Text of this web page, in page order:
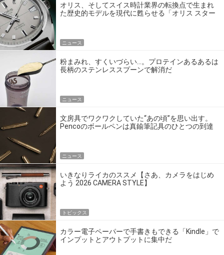
オリス、そしてスイス時計業界の転換点で生まれ
た歴史的モデルを現代に甦らせる「オリス スター
ニュース
粉まみれ、すくいづらい…。プロテインあるあるは
長柄のステンレススプーンで解消だ
ニュース
文房具でワクワクしていた“あの頃”を思い出す。
Pencoのボールペンは真鍮筆記具のひとつの到達
ニュース
いきなりライカのススメ【さあ、カメラをはじめ
よう 2026 CAMERA STYLE】
トピックス
カラー電子ペーパーで手書きもできる「Kindle」で
インプットとアウトプットに集中だ